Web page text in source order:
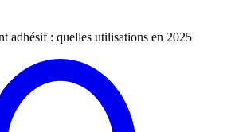
adhésif : quelles utilisations en 2025